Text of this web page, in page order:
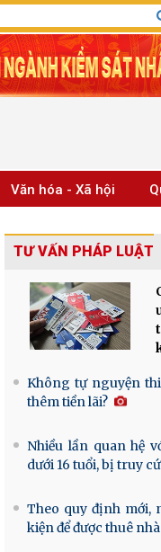
Văn hóa - Xã hội
TƯ VẤN PHÁP LUẬT
Không tự nguyện
thêm tiền lãi?
Nhiều lần quan hệ
dưới 16 tuổi, bị truy
Theo quy định mới,
kiện để được thuê nhà